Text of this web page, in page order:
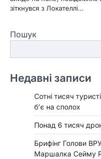
зіткнувся з Локателлі…
Пошук
Недавні записи
Сотні тисяч
б’є на сполох
Понад 6 тисяч
Брифінг Голови
Маршалка Сейму